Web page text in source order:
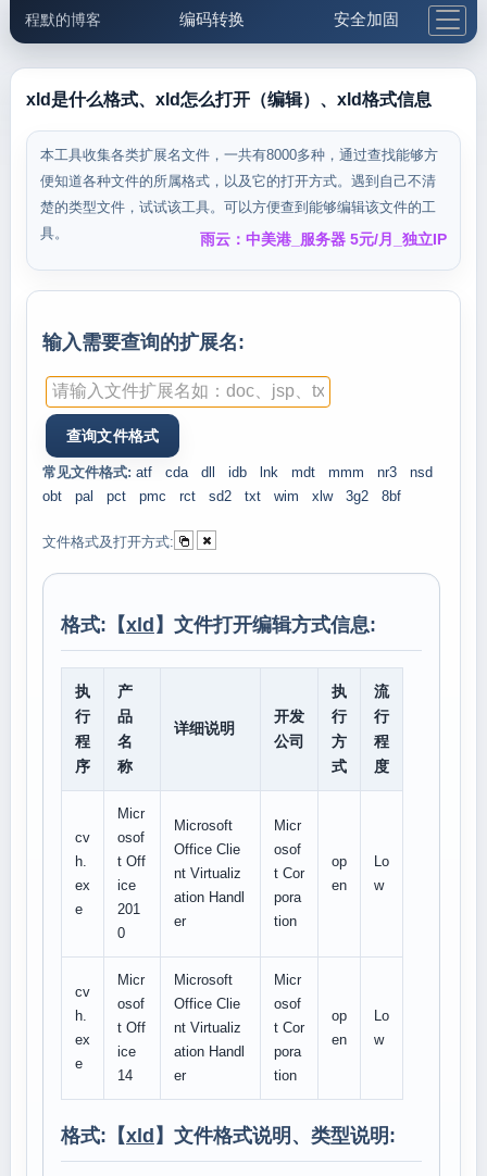
程默的博客 编码转换 安全加固
邮件工具 生活便民 更多工具
5.1支付宝大红包
xld是什么格式、xld怎么打开（编辑）、xld格式信息
本工具收集各类扩展名文件，一共有8000多种，通过查找能够方
便知道各种文件的所属格式，以及它的打开方式。遇到自己不清
楚的类型文件，试试该工具。可以方便查到能够编辑该文件的工
具。
雨云：中美港_服务器 5元/月_独立IP
输入需要查询的扩展名:
常见文件格式: atf cda dll idb lnk mdt mmm nr3
nsd
obt
pal pct pmc rct sd2 txt wim xlw 3g2 8bf
文件格式及打开方式:
格式:【xld 】文件打开编辑方式信息:
执
行
程
序
产
品
名
称
详细说明
开发
公司
执
行
方
式
流
行
程
度
cv
h.
ex
e
Micr
osof
t Off
ice
201
0
Microsoft
Office Clie
nt Virtualiz
ation Handl
er
Micr
osof
t Cor
pora
tion
op
en
Lo
w
cv
h.
ex
e
Micr
osof
t Off
ice
14
Microsoft
Office Clie
nt Virtualiz
ation Handl
er
Micr
osof
t Cor
pora
tion
op
en
Lo
w
格式:【xld 】文件格式说明、类型说明: